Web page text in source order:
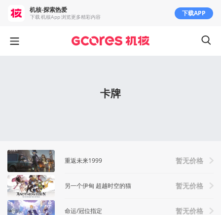
卡牌
重返未来1999 暂无价格
另一个伊甸 超越时空的猫 暂无价格
命运/冠位指定 暂无价格
机核-探索热爱
下载 机核App 浏览更多精彩内容 下载APP